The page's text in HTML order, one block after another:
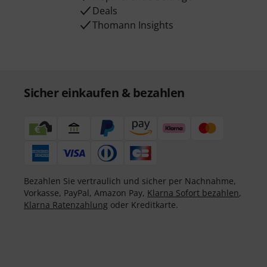
Deals
Thomann Insights
Sicher einkaufen & bezahlen
Bezahlen Sie vertraulich und sicher per Nachnahme,
Vorkasse, PayPal, Amazon Pay, Klarna Sofort bezahlen,
Klarna Ratenzahlung oder Kreditkarte.